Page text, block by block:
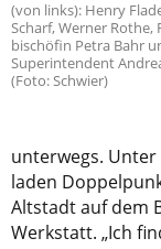
(von links): Henry
Scharf, Werner Rothe,
bischöfin Petra Bahr
Superintendent
(Foto: Schwier)
unterwegs.
laden
Altstadt auf dem
Werkstatt. „Ich